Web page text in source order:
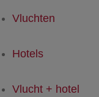
Vluchten
Hotels
Vlucht + hotel